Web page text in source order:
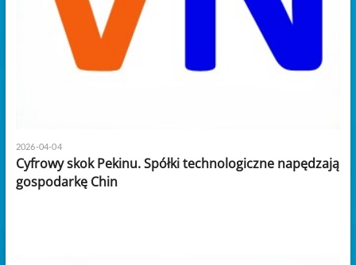
2026-04-04
Cyfrowy skok Pekinu. Spółki technologiczne napędzają
gospodarkę Chin